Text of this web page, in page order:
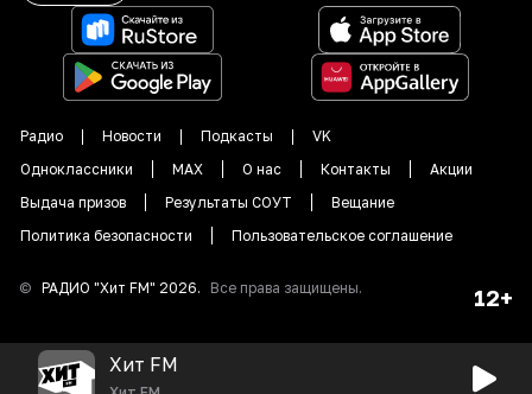
Радио Новости Подкасты
VK
Одноклассники
MAX О нас Контакты
Акции
Выдача призов
Результаты СОУТ
Вещание
Политика безопасности
Пользовательское соглашение
© РАДИО "Хит FM" 2026. Все права защищены. 12+
Хит FM